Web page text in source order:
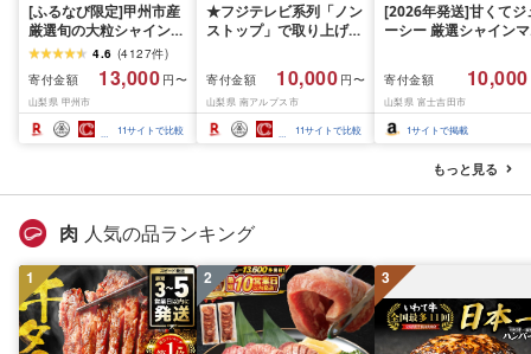
[ふるなび限定]甲州市産
厳選旬の大粒シャインマ
スカット 約1.3kg 2〜3
房[2026年発送]
(MG)B12-472 FN-
Limited-VO シャインマ
スカット フルーツ
4.6 (4127件)
寄付金額
13,000 円〜
山梨県 甲州市
11サイトで比較
★フジテレビ系列「ノン
ストップ」で取り上げら
先行予約]南アルプス市
産シャインマスカット
1.2kg以上(2〜3房)ふる
さと納税 おすすめ 山梨
県 南アルプス市 送料無
寄付金額 10,000 円〜
山梨県 南アルプス市
11サイトで比較
[2026年発送]甘くてジ
ーシー 厳選シャインマ
月前半(1〜15日)から
月下旬までの発送) フ
ーツ ぶどう 果物 山梨
産 2026 旬 大粒 高級
寄付金額 10,000
山梨県 富士吉田市
1サイトで掲載
もっと見る
肉 人気の品ランキング
1 2 3